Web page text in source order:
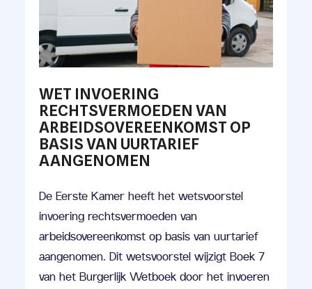
WET INVOERING
RECHTSVERMOEDEN VAN
ARBEIDSOVEREENKOMST OP
BASIS VAN UURTARIEF
AANGENOMEN
De Eerste Kamer heeft het wetsvoorstel
invoering rechtsvermoeden van
arbeidsovereenkomst op basis van uurtarief
aangenomen. Dit wetsvoorstel wijzigt Boek 7
van het Burgerlijk Wetboek door het invoeren